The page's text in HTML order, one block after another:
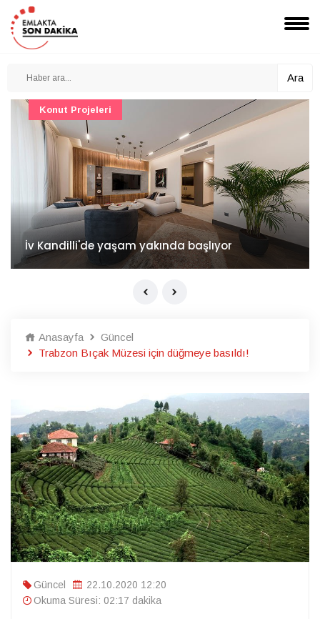
Ara
İv Kandilli'de yaşam yakında başlıyor
Konut Projeleri
Anasayfa
Güncel
Trabzon Bıçak Müzesi için düğmeye basıldı!
Güncel
22.10.2020 12:20
Okuma Süresi: 02:17 dakika